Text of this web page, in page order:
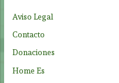
:
Aviso Legal
Contacto
Donaciones
Home Es